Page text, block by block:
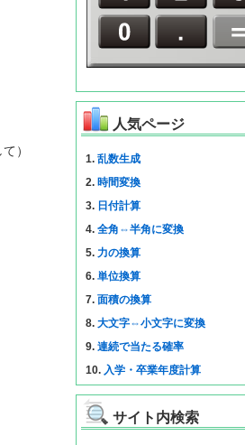
）
人気ページ
1. 乱数生成
2. 時間変換
3. 日付計算
4. 全角⇔半角に変換
5. 力の換算
6. 単位換算
7. 面積の換算
8. 大文字⇔小文字に変換
9. 連続で当たる確率
10. 入学・卒業年度計算
サイト内検索